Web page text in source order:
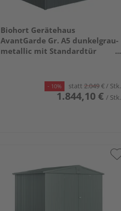
Biohort Gerätehaus
AvantGarde Gr. A5 dunkelgrau-
metallic mit Standardtür
- 10% statt 2.049€/ Stk.
1.844,10 € / Stk.